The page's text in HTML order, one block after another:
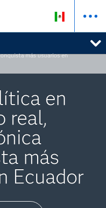
más usuarios en
en
real,
más
Ecuador